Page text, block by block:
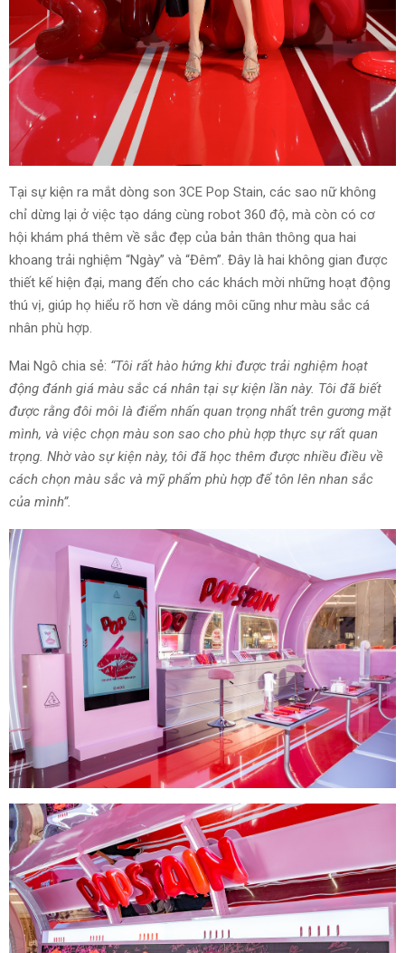
Tại sự kiện ra mắt dòng son 3CE Pop Stain, các sao nữ không
chỉ dừng lại ở việc tạo dáng cùng robot 360 độ, mà còn có cơ
hội khám phá thêm về sắc đẹp của bản thân thông qua hai
khoang trải nghiệm “Ngày” và “Đêm”. Đây là hai không gian được
thiết kế hiện đại, mang đến cho các khách mời những hoạt động
thú vị, giúp họ hiểu rõ hơn về dáng môi cũng như màu sắc cá
nhân phù hợp.
Mai Ngô chia sẻ: “Tôi rất hào hứng khi được trải nghiệm hoạt
động đánh giá màu sắc cá nhân tại sự kiện lần này. Tôi đã biết
được rằng đôi môi là điểm nhấn quan trọng nhất trên gương mặt
mình, và việc chọn màu son sao cho phù hợp thực sự rất quan
trọng. Nhờ vào sự kiện này, tôi đã học thêm được nhiều điều về
cách chọn màu sắc và mỹ phẩm phù hợp để tôn lên nhan sắc
của mình”.